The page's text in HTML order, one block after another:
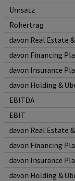
Umsatz
Rohertrag
davon Real Estate
davon Financing
davon Insurance
davon Holding &
EBITDA
EBIT
davon Real Estate
davon Financing
davon Insurance
davon Holding &